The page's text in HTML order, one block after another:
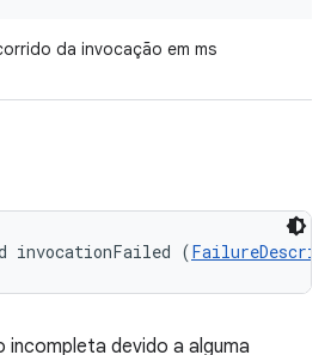
da invocação em ms
invocationFailed (
incompleta devido a alguma